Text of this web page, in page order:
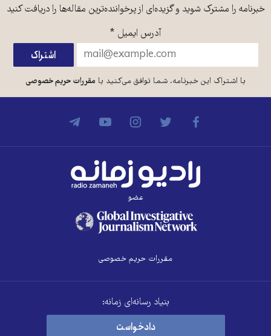
خبرنامه را مشترک شوید و گزیده‌ای از پرخواننده‌ترین مقاله‌ها را دریافت کنید
آدرس ایمیل *
با اشتراک این خبرنامه، شما توافق می‌کنید بامقررات حریم خصوصی
عضو
مقررات حریم خصوصی
بنیاد رسانه‌ای زمانه:
دادخواست